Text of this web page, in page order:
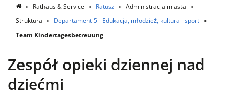
Rathaus & Service Ratusz
Administracja miasta
Struktura
Departament 5 - Edukacja, młodzież, kultura i sport
Team Kindertagesbetreuung
Zespół opieki dziennej nad
dziećmi